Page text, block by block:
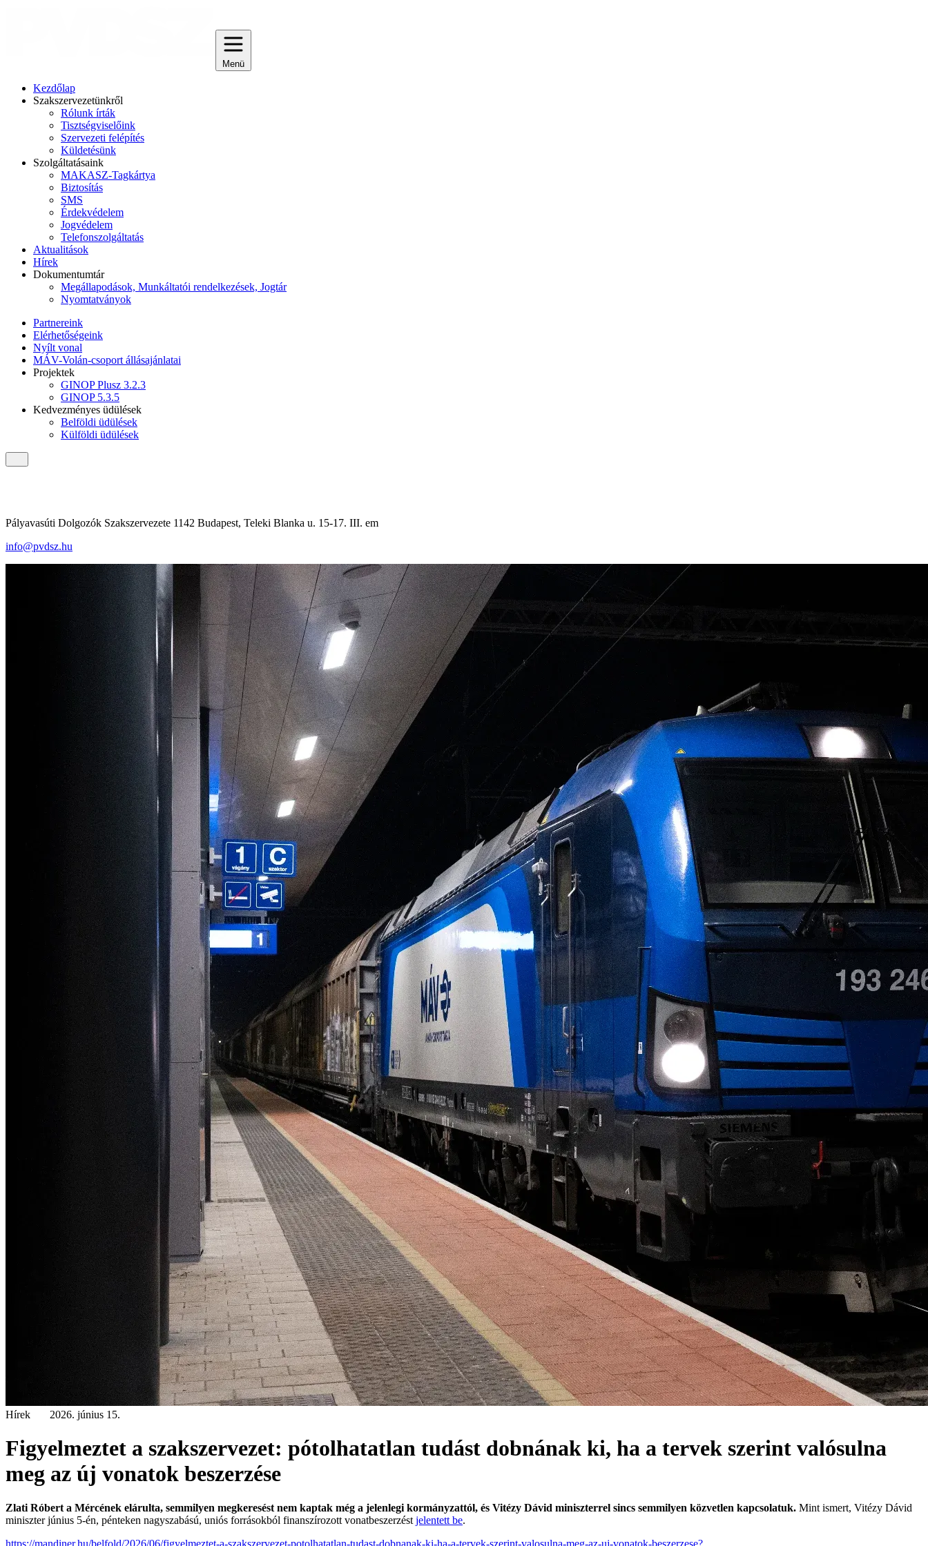
Menü
Kezdőlap
Szakszervezetünkről
Rólunk írták
Tisztségviselőink
Szervezeti felépítés
Küldetésünk
Szolgáltatásaink
MAKASZ-Tagkártya
Biztosítás
SMS
Érdekvédelem
Jogvédelem
Telefonszolgáltatás
Aktualitások
Hírek
Dokumentumtár
Megállapodások, Munkáltatói rendelkezések, Jogtár
Nyomtatványok
Partnereink
Elérhetőségeink
Nyílt vonal
MÁV-Volán-csoport állásajánlatai
Projektek
GINOP Plusz 3.2.3
GINOP 5.3.5
Kedvezményes üdülések
Belföldi üdülések
Külföldi üdülések
Pályavasúti Dolgozók Szakszervezete 1142 Budapest, Teleki Blanka u. 15-17. III. em
info@pvdsz.hu
Hírek 2026. június 15.
Figyelmeztet a szakszervezet: pótolhatatlan tudást dobnának ki, ha a tervek szerint valósulna
meg az új vonatok beszerzése
Zlati Róbert a Mércének elárulta, semmilyen megkeresést nem kaptak még a jelenlegi kormányzattól, és Vitézy Dávid miniszterrel sincs semmilyen közvetlen kapcsolatuk. Mint ismert, Vitézy Dávid
miniszter június 5-én, pénteken nagyszabású, uniós forrásokból finanszírozott vonatbeszerzést jelentett be.
https://mandiner.hu/belfold/2026/06/figyelmeztet-a-szakszervezet-potolhatatlan-tudast-dobnanak-ki-ha-a-tervek-szerint-valosulna-meg-az-uj-vonatok-beszerzese?